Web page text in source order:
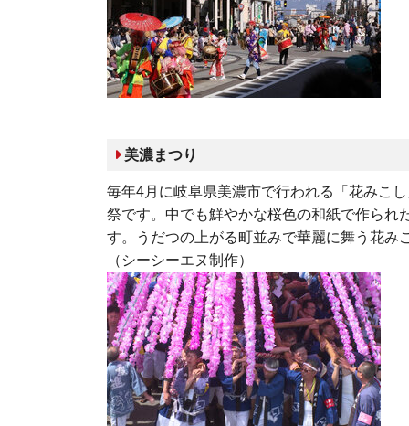
美濃まつり
毎年4月に岐阜県美濃市で行われる「花みこ
祭です。中でも鮮やかな桜色の和紙で作られ
す。うだつの上がる町並みで華麗に舞う花み
（シーシーエヌ制作）